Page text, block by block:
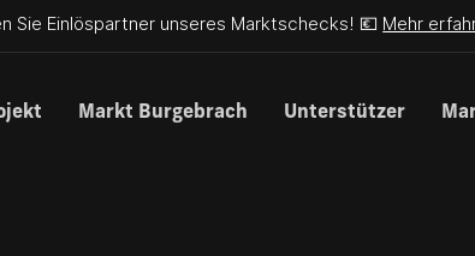
Sie Einlöspartner unseres Marktschecks! 💶 Mehr
Markt Burgebrach Unterstützer